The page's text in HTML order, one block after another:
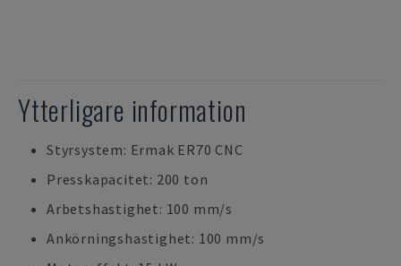
Ytterligare information
Styrsystem: Ermak ER70 CNC
Presskapacitet: 200 ton
Arbetshastighet: 100 mm/s
Ankörningshastighet: 100 mm/s